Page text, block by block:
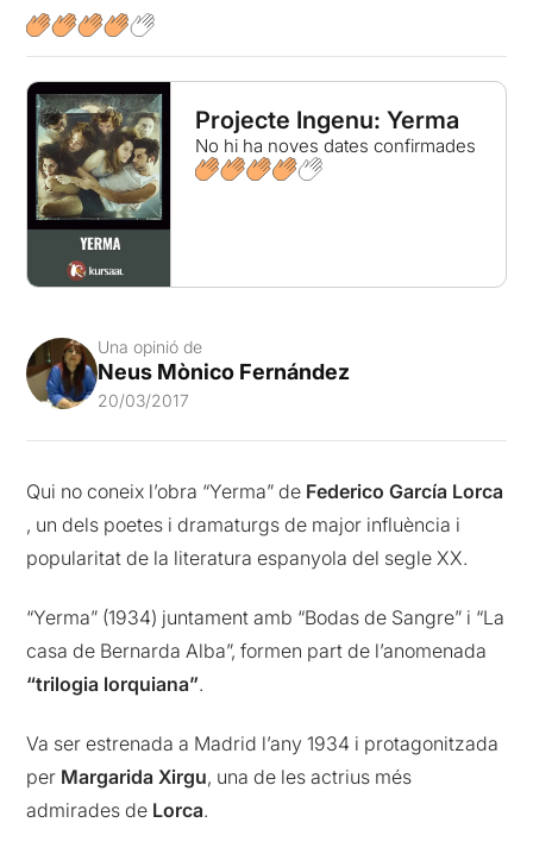
Projecte Ingenu: Yerma
No hi ha noves dates confirmades
Una opinió de
Neus Mònico Fernández
20/03/2017
Qui no coneix l’obra “Yerma” de Federico García Lorca
, un dels poetes i dramaturgs de major influència i
popularitat de la literatura espanyola del segle XX.
“Yerma” (1934) juntament amb “Bodas de Sangre” i “La
casa de Bernarda Alba”, formen part de l’anomenada
“trilogia lorquiana”.
Va ser estrenada a Madrid l’any 1934 i protagonitzada
per Margarida Xirgu, una de les actrius més
admirades de Lorca.